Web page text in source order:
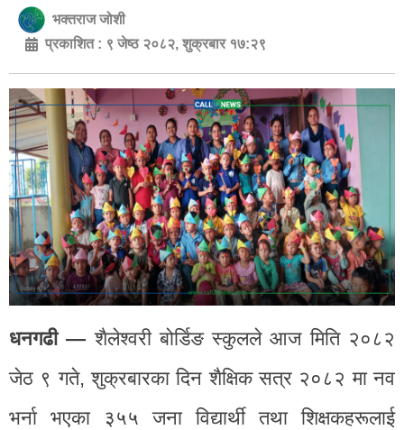
भक्तराज जोशी
प्रकाशित : ९ जेष्ठ २०८२, शुक्रबार १७:२९
धनगढी —शैलेश्वरी बोर्डिङ स्कुलले आज मिति २०८२
जेठ ९ गते, शुक्रबारका दिन शैक्षिक सत्र २०८२ मा नव
भर्ना भएका ३५५ जना विद्यार्थी तथा शिक्षकहरूलाई